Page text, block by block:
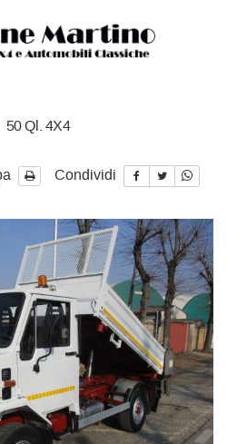
50 Ql. 4X4
Condividi